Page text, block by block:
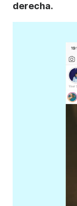
derecha.